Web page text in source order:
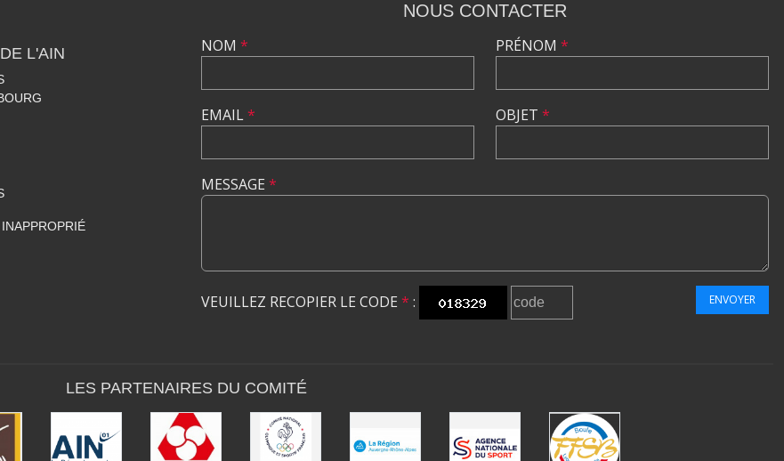
L'AIN
NOUS CONTACTER
NOM *
EMAIL*
PRÉNOM *
OBJET *
MESSAGE *
VEUILLEZ RECOPIER LE CODE * : ENVOYER
LES PARTENAIRES DU COMITÉ